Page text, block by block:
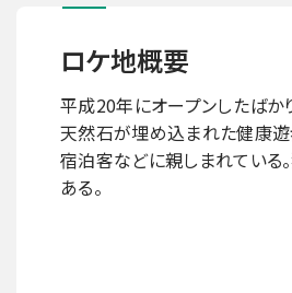
ロケ地概要
平成20年にオープンしたばか
天然石が埋め込まれた健康遊
宿泊客などに親しまれている
ある。